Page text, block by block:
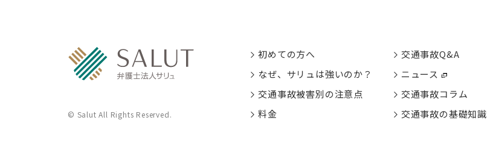
初めての方へ
なぜ、サリュは強いのか？
交通事故被害別の注意点
料金
交通事故Q&A
ニュース
交通事故コラム
交通事故の基礎知識
© Salut All Rights Reserved.